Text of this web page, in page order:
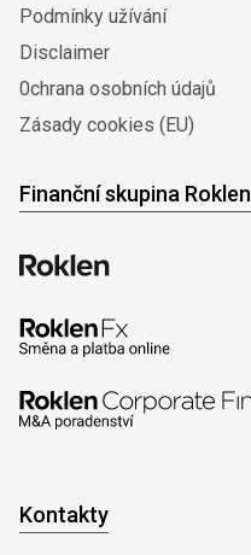
Podmínky užívání
Disclaimer
0chrana osobních údajů
Zásady cookies (EU)
Finanční skupina Roklen
Kontakty